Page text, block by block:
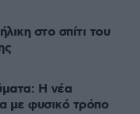
στο σπίτι του
Η νέα
με φυσικό τρόπο